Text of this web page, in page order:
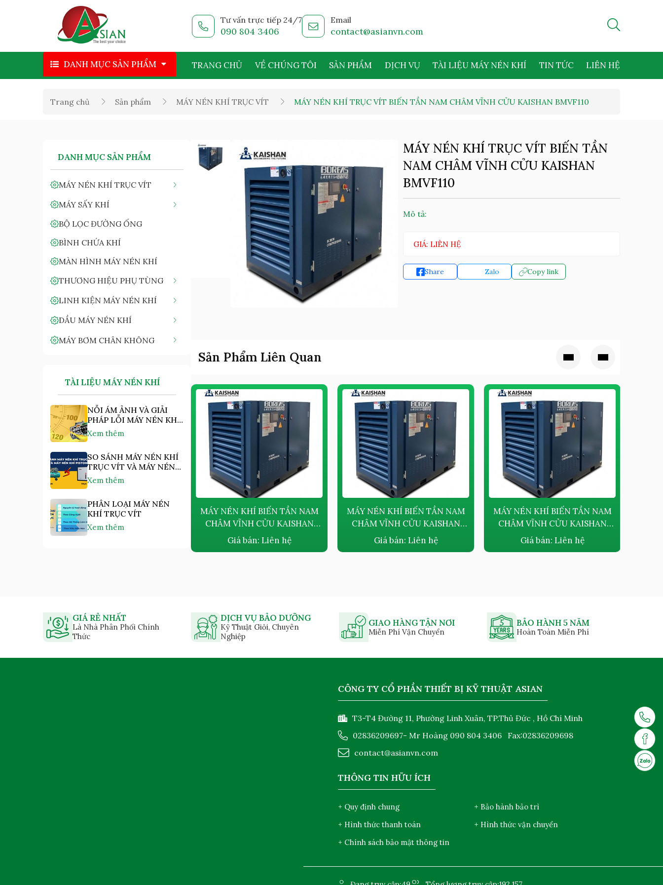
Tư vấn trực tiếp 24/7
090 804 3406
Email
contact@asianvn.com
DANH MỤC SẢN PHẨM TRANG CHỦ VỀ CHÚNG TÔI SẢN PHẨM DỊCH VỤ TÀI LIỆU MÁY NÉN KHÍ TIN TỨC LIÊN HỆ
Trang chủ Sản phẩm MÁY NÉN KHÍ TRỤC VÍT MÁY NÉN KHÍ TRỤC VÍT BIẾN TẦN NAM CHÂM VĨNH CỬU KAISHAN BMVF110
DANH MỤC SẢN PHẨM
MÁY NÉN KHÍ TRỤC VÍT
MÁY SẤY KHÍ
BỘ LỌC ĐƯỜNG ỐNG
BÌNH CHỨA KHÍ
MÀN HÌNH MÁY NÉN KHÍ
THƯƠNG HIỆU PHỤ TÙNG
LINH KIỆN MÁY NÉN KHÍ
DẦU MÁY NÉN KHÍ
MÁY BƠM CHÂN KHÔNG
TÀI LIỆU MÁY NÉN KHÍ
NỖI ÁM ẢNH VÀ GIẢI
PHÁP LỖI MÁY NÉN KHÍ
"NHIỆT ĐỘ CAO"
Xem thêm
SO SÁNH MÁY NÉN KHÍ
TRỤC VÍT VÀ MÁY NÉN
KHÍ PISTON
Xem thêm
PHÂN LOẠI MÁY NÉN
KHÍ TRỤC VÍT
Xem thêm
MÁY NÉN KHÍ TRỤC VÍT BIẾN TẦN
NAM CHÂM VĨNH CỬU KAISHAN
BMVF110
Mô tả:
GIÁ: LIÊN HỆ
Share Zalo Copy link
Sản Phẩm Liên Quan
MÁY NÉN KHÍ BIẾN TẦN NAM
CHÂM VĨNH CỬU KAISHAN
PMVFQ45 - 45KW
MÁY NÉN KHÍ BIẾN TẦN NAM
CHÂM VĨNH CỬU KAISHAN
PMVFQ37 - 37KW
Giá bán: Liên hệ
MÁY NÉN KHÍ BIẾN TẦN NAM
CHÂM VĨNH CỬU KAISHAN
PMVFQ55 - 75HP
Giá bán: Liên hệ
MÁY NÉN KHÍ BIẾN TẦN NAM
CHÂM VĨNH CỬU KAISHAN
BMVF37G
Giá bán: Liên hệ
GIÁ RẺ NHẤT
Là Nhà Phân Phối Chính
Thức
DỊCH VỤ BẢO DƯỠNG
Kỹ Thuật Giỏi, Chuyên
Nghiệp
GIAO HÀNG TẬN NƠI
Miễn Phí Vận Chuyển
BẢO HÀNH 5 NĂM
Hoàn Toàn Miễn Phí
CÔNG TY CỔ PHẦN THIẾT BỊ KỸ THUẬT ASIAN
T3-T4 Đường 11, Phường Linh Xuân, TP.Thủ Đức , Hồ Chí Minh
02836209697- Mr Hoàng 090 804 3406
Fax:02836209698
contact@asianvn.com
THÔNG TIN HỮU ÍCH
+ Quy định chung
+ Hình thức thanh toán
+ Chính sách bảo mật thông tin
+ Bảo hành bảo trì
+ Hình thức vận chuyển